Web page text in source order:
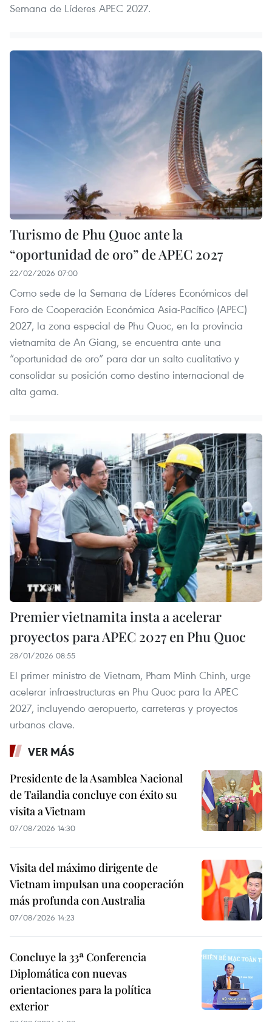
Semana de Líderes APEC 2027.
Turismo de Phu Quoc ante la
“oportunidad de oro” de APEC 2027
22/02/2026 07:00
Como sede de la Semana de Líderes Económicos del
Foro de Cooperación Económica Asia-Pacífico (APEC)
2027, la zona especial de Phu Quoc, en la provincia
vietnamita de An Giang, se encuentra ante una
“oportunidad de oro” para dar un salto cualitativo y
consolidar su posición como destino internacional de
alta gama.
Premier vietnamita insta a acelerar
proyectos para APEC 2027 en Phu Quoc
28/01/2026 08:55
El primer ministro de Vietnam, Pham Minh Chinh, urge
acelerar infraestructuras en Phu Quoc para la APEC
2027, incluyendo aeropuerto, carreteras y proyectos
urbanos clave.
VER MÁS
Presidente de la Asamblea Nacional
de Tailandia concluye con éxito su
visita a Vietnam
07/08/2026 14:30
Visita del máximo dirigente de
Vietnam impulsan una cooperación
más profunda con Australia
07/08/2026 14:23
Concluye la 33ª Conferencia
Diplomática con nuevas
orientaciones para la política
exterior